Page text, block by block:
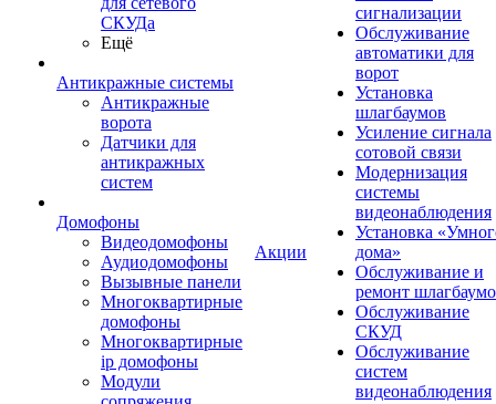
СКУДа
Ещё
Антикражные системы
Антикражные
ворота
Датчики для
антикражных
систем
Домофоны
Видеодомофоны
Аудиодомофоны
Вызывные панели
Многоквартирные
домофоны
Многоквартирные
ip домофоны
Модули
Акции
сигнализации
Обслуживание
автоматики для
ворот
Установка
шлагбаумов
Усиление сигнала
сотовой связи
Модернизация
системы
видеонаблюдения
Установка
дома»
Обслуживание и
ремонт
Обслуживание
СКУД
Обслуживание
систем
видеонаблюдения